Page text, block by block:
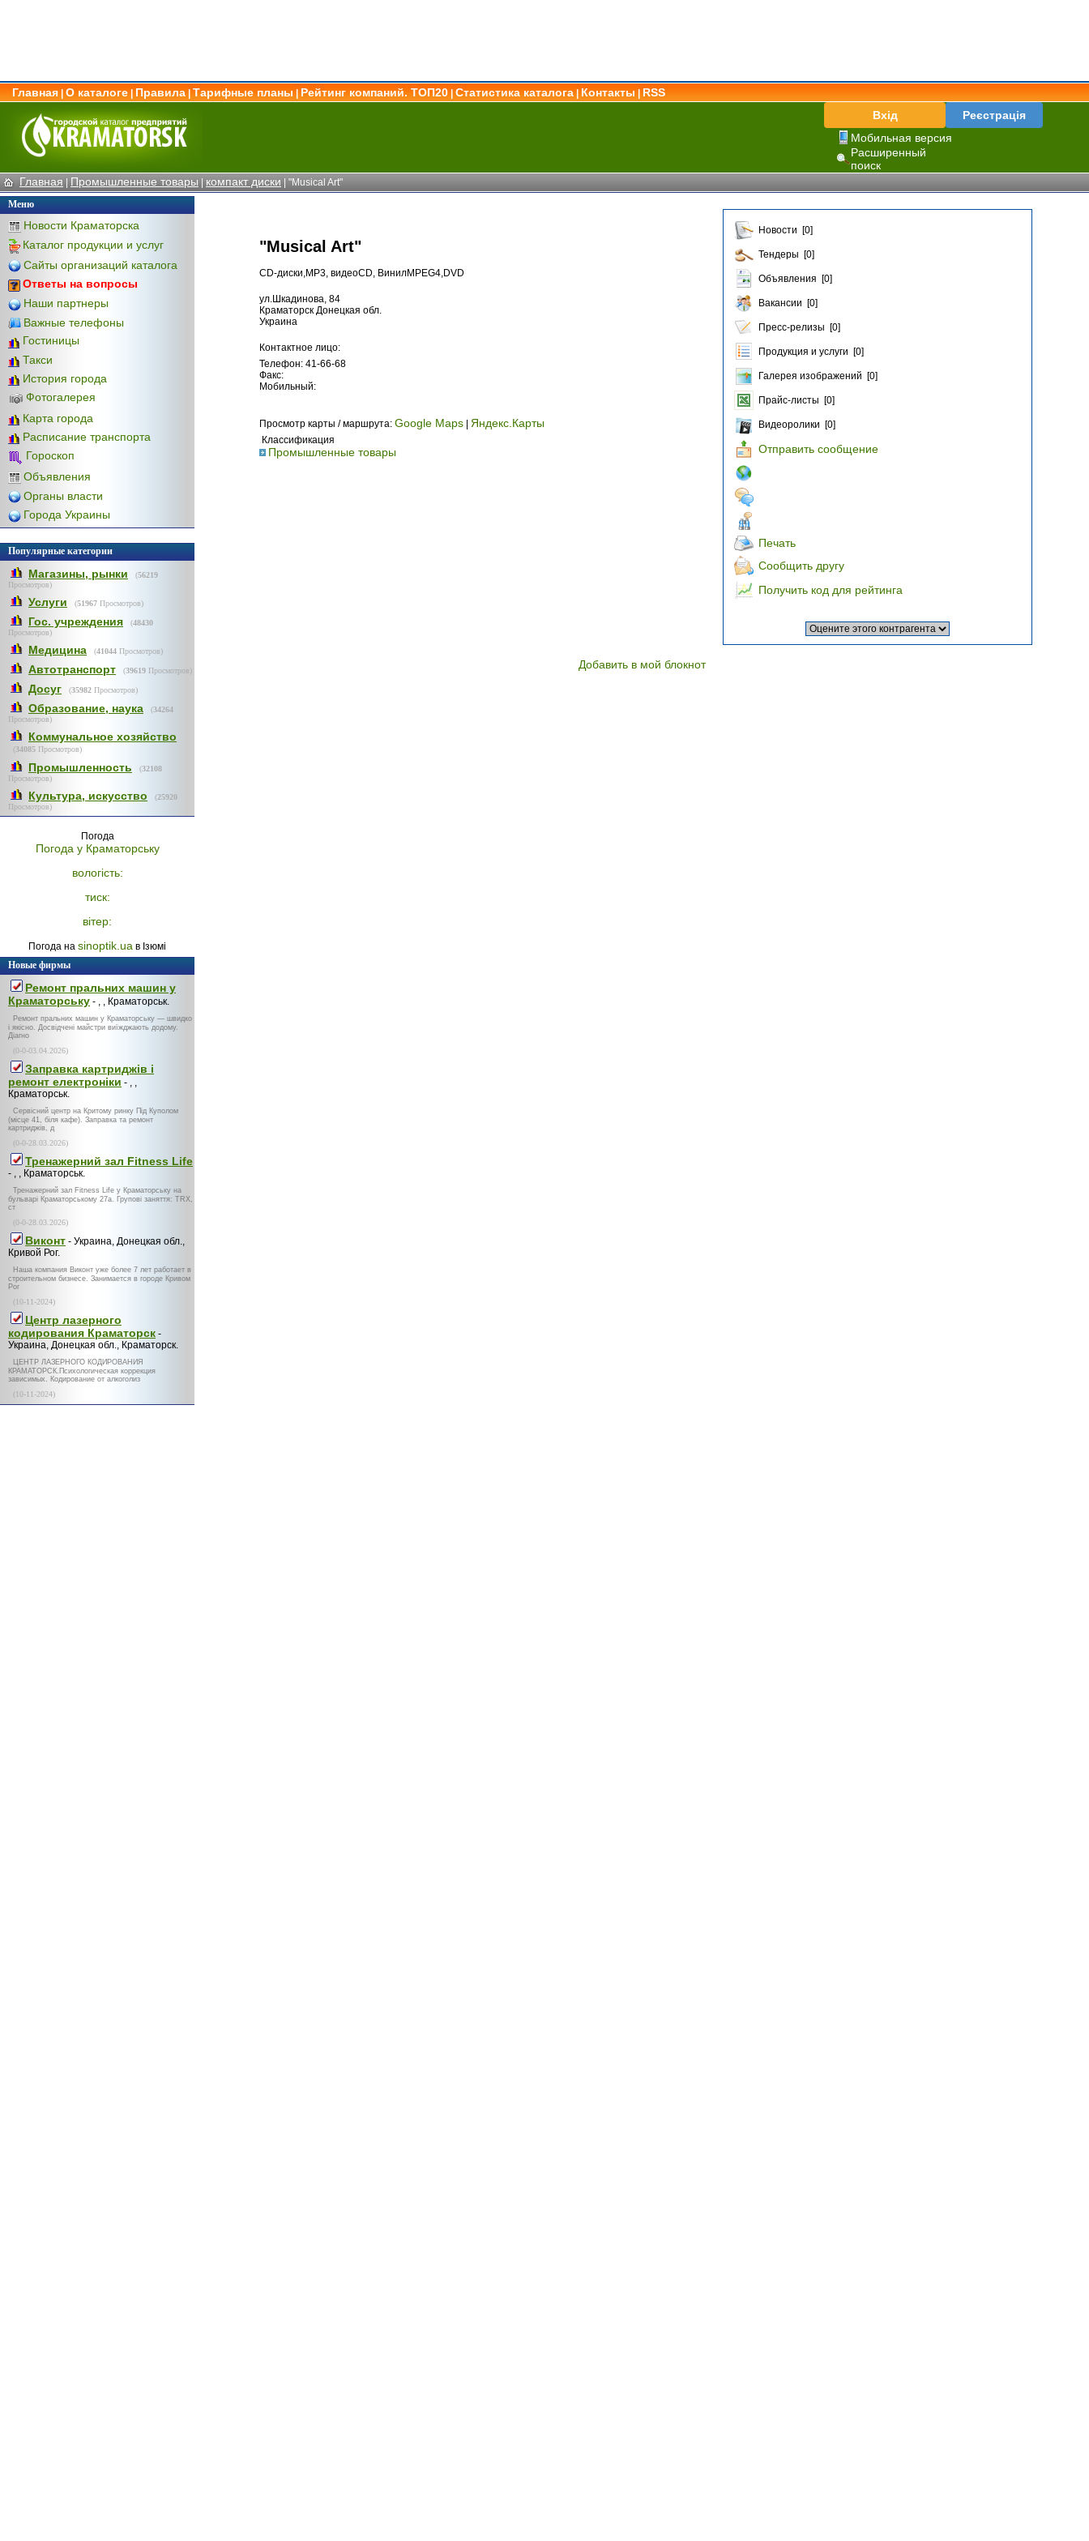
Главная О каталоге Правила Тарифные планы Рейтинг компаний. ТОП20 Статистика каталога Контакты
RSS
Вхід
Реєстрація
Мобильная версия
Расширенный
поиск
Главная | Промышленные товары | компакт диски | "Musical Art"
Меню
Новости Краматорска
Каталог продукции и услуг
Сайты организаций каталога
Ответы на вопросы
Наши партнеры
Важные телефоны
Гостиницы
Такси
История города
Фотогалерея
Карта города
Расписание транспорта
Гороскоп
Объявления
Органы власти
Города Украины
Популярные категории
Магазины, рынки (56219
Просмотров)
Услуги (51967 Просмотров)
Гос. учреждения (48430
Просмотров)
Медицина (41044 Просмотров)
Автотранспорт (39619 Просмотров)
Досуг (35982 Просмотров)
Образование, наука (34264
Просмотров)
Коммунальное хозяйство
(34085 Просмотров)
Промышленность (32108
Просмотров)
Культура, искусство (25920
Просмотров)
Погода
Погода у Краматорську
вологість:
тиск:
вітер:
Погода на sinoptik.ua в Ізюмі
Новые фирмы
Ремонт пральних машин у
Краматорську - , , Краматорськ.
Ремонт пральних машин у Краматорську — швидко
і якісно. Досвідчені майстри виїжджають додому.
Діагно
(0-0-03.04.2026)
Заправка картриджів і
ремонт електроніки - , ,
Краматорськ.
Сервісний центр на Критому ринку Під Куполом
(місце 41, біля кафе). Заправка та ремонт
картриджів, д
(0-0-28.03.2026)
Тренажерний зал Fitness Life
- , , Краматорськ.
Тренажерний зал Fitness Life у Краматорську на
бульварі Краматорському 27а. Групові заняття: TRX,
ст
(0-0-28.03.2026)
Виконт - Украина, Донецкая обл.,
Кривой Рог.
Наша компания Виконт уже более 7 лет работает в
строительном бизнесе. Занимается в городе Кривом
Рог
(10-11-2024)
Центр лазерного
кодирования Краматорск -
Украина, Донецкая обл., Краматорск.
ЦЕНТР ЛАЗЕРНОГО КОДИРОВАНИЯ
КРАМАТОРСК.Психологическая коррекция
зависимых. Кодирование от алкоголиз
(10-11-2024)
"Musical Art"
CD-диски,MP3, видеоCD, ВинилMPEG4,DVD
ул.Шкадинова, 84
Краматорск Донецкая обл.
Украина
Контактное лицо:
Телефон: 41-66-68
Факс:
Мобильный:
Просмотр карты / маршрута: Google Maps | Яндекс.Карты
Классификация
Промышленные товары
Новости [0]
Тендеры [0]
Объявления [0]
Вакансии [0]
Пресс-релизы [0]
Продукция и услуги [0]
Галерея изображений [0]
Прайс-листы [0]
Видеоролики [0]
Отправить сообщение
Печать
Сообщить другу
Получить код для рейтинга
Добавить в мой блокнот